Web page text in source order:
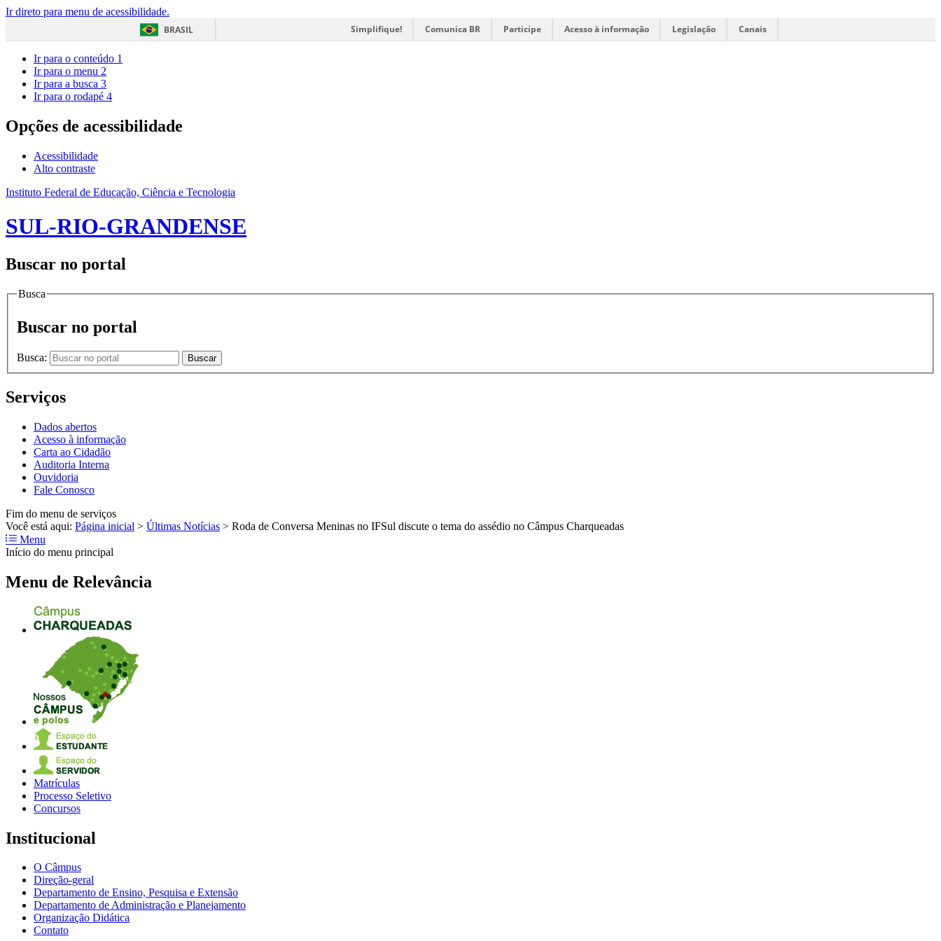
Ir direto para menu de acessibilidade.
BRASIL
Simplifique! Comunica BR Participe Acesso à informação Legislação Canais
Ir para o conteúdo 1
Ir para o menu 2
Ir para a busca 3
Ir para o rodapé 4
Opções de acessibilidade
Acessibilidade
Alto contraste
Instituto Federal de Educação, Ciência e Tecnologia
SUL-RIO-GRANDENSE
Buscar no portal
Busca
Buscar no portal
Busca: Buscar
Serviços
Dados abertos
Acesso à informação
Carta ao Cidadão
Auditoria Interna
Ouvidoria
Fale Conosco
Fim do menu de serviços
Você está aqui: Página inicial > Últimas Notícias > Roda de Conversa Meninas no IFSul discute o tema do assédio no Câmpus Charqueadas
Menu
Início do menu principal
Menu de Relevância
Matrículas
Processo Seletivo
Concursos
Institucional
O Câmpus
Direção-geral
Departamento de Ensino, Pesquisa e Extensão
Departamento de Administração e Planejamento
Organização Didática
Contato